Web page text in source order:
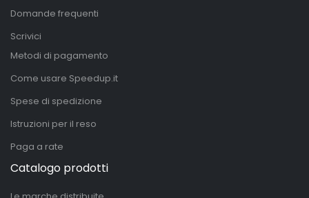
Domande frequenti
Scrivici
Metodi di pagamento
Come usare Speedup.it
Spese di spedizione
Istruzioni per il reso
Paga a rate
Catalogo prodotti